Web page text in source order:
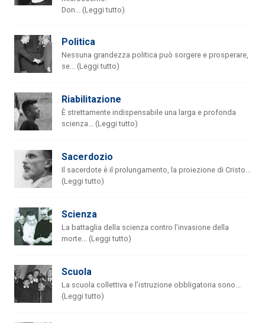
Don... (Leggi tutto)
Politica
Nessuna grandezza politica può sorgere e prosperare,
se... (Leggi tutto)
Riabilitazione
È strettamente indispensabile una larga e profonda
scienza... (Leggi tutto)
Sacerdozio
Il sacerdote è il prolungamento, la proiezione di Cristo...
(Leggi tutto)
Scienza
La battaglia della scienza contro l’invasione della
morte... (Leggi tutto)
Scuola
La scuola collettiva e l’istruzione obbligatoria sono...
(Leggi tutto)